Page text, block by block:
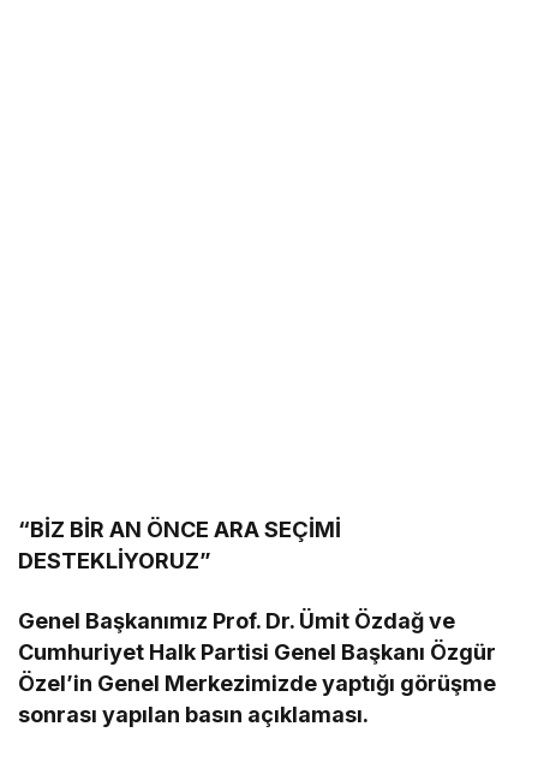
“BİZ BİR AN ÖNCE ARA SEÇİMİ
DESTEKLİYORUZ”
Genel Başkanımız Prof. Dr. Ümit Özdağ ve
Cumhuriyet Halk Partisi Genel Başkanı Özgür
Özel’in Genel Merkezimizde yaptığı görüşme
sonrası yapılan basın açıklaması.